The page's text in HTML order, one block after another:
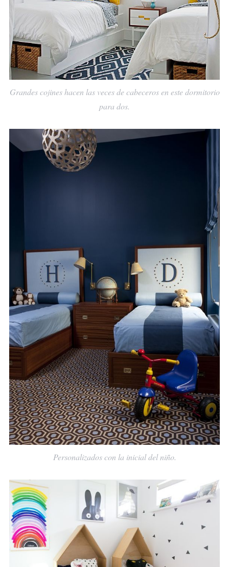
Grandes cojines hacen las veces de cabeceros en este dormitorio
para dos.
Personalizados con la inicial del niño.